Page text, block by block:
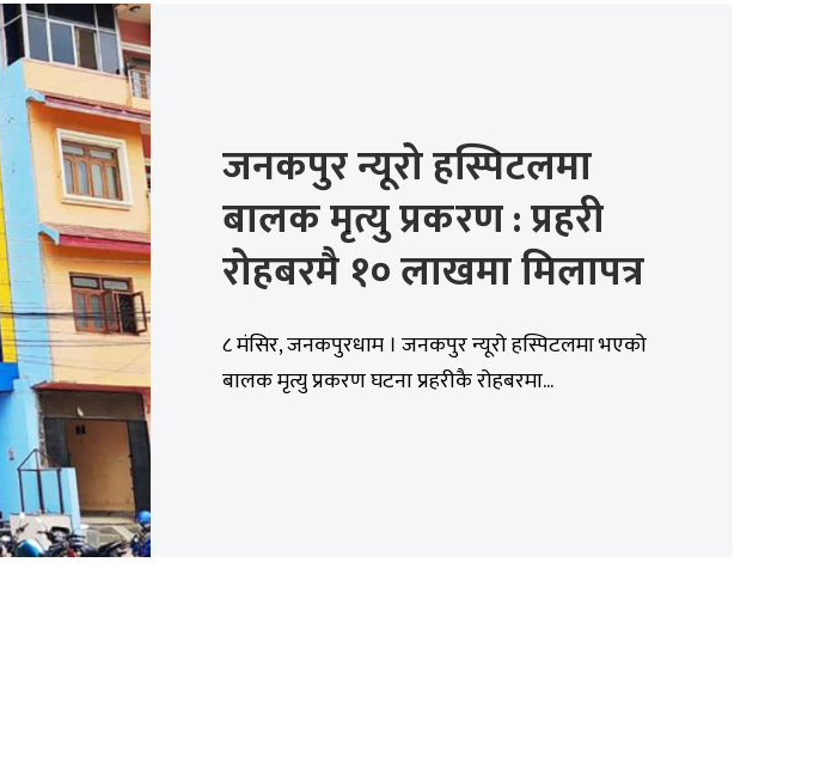
जनकपुर न्यूरो हस्पिटलमा
बालक मृत्यु प्रकरण : प्रहरी
रोहबरमै १० लाखमा मिलापत्र
८ मंसिर, जनकपुरधाम । जनकपुर न्यूरो हस्पिटलमा भएको
बालक मृत्यु प्रकरण घटना प्रहरीकै रोहबरमा...